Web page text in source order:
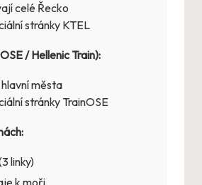
celé Řecko
stránky KTEL
/ Hellenic Train):
města
stránky TrainOSE
linky)